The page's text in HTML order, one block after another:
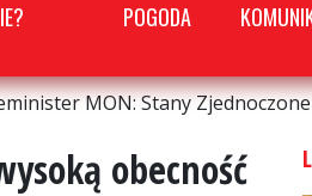
POGODA
MON: Stany
obecność